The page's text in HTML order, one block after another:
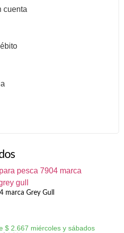
marca Grey Gull
$ 2.667 miércoles y sábados